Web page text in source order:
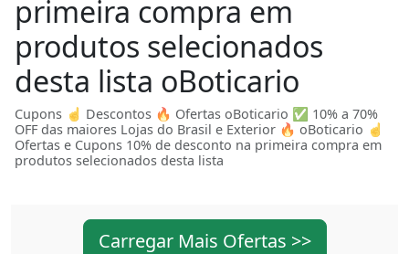
primeira compra em
produtos selecionados
desta lista oBoticario
Cupons ☝ Descontos 🔥 Ofertas oBoticario ✅ 10% a 70%
OFF das maiores Lojas do Brasil e Exterior 🔥 oBoticario ☝
Ofertas e Cupons 10% de desconto na primeira compra em
produtos selecionados desta lista
Carregar Mais Ofertas >>